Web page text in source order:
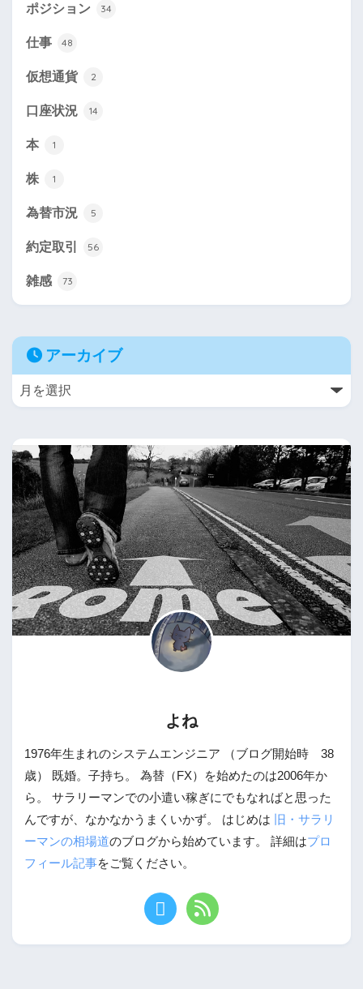
ポジション 34
仕事 48
仮想通貨 2
口座状況 14
本 1
株 1
為替市況 5
約定取引 56
雑感 73
アーカイブ
よね
1976年生まれのシステムエンジニア （ブログ開始時 38
歳） 既婚。子持ち。 為替（FX）を始めたのは2006年か
ら。 サラリーマンでの小遣い稼ぎにでもなればと思った
んですが、なかなかうまくいかず。 はじめは
旧・サラリ
ーマンの相場道のブログから始めています。 詳細はプロ
フィール記事をご覧ください。